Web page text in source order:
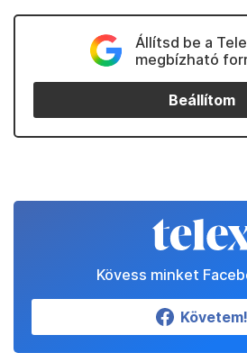
Állítsd be a
megbízható
Beállítom
Kövess minket
Követem!